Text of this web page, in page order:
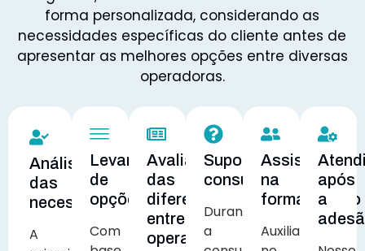
forma personalizada, considerando as
necessidades específicas do cliente antes de
apresentar as melhores opções entre diversas
operadoras.
Análise
das
necessidades
A
Levantamento
de
opções
Com
Avaliação
das
diferenças
entre
operadoras
Suporte
consultivo
Durante
a
Assistência
na
formalização
Auxiliamos
após
a